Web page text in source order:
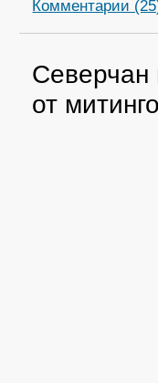
Комментарии
Северчан
от